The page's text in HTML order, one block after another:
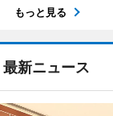
もっと見る
最新ニュース